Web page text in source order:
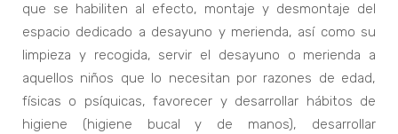
que se habiliten al efecto, montaje y desmontaje del
espacio dedicado a desayuno y merienda, así como su
limpieza y recogida, servir el desayuno o merienda a
aquellos niños que lo necesitan por razones de edad,
físicas o psíquicas, favorecer y desarrollar hábitos de
higiene (higiene bucal y de manos), desarrollar